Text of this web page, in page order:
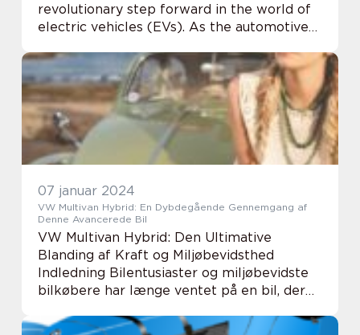
revolutionary step forward in the world of
electric vehicles (EVs). As the automotive
sustainable future, the VW ID has emerg...
07 januar 2024
VW Multivan Hybrid: En Dybdegående Gennemgang af
Denne Avancerede Bil
VW Multivan Hybrid: Den Ultimative
Blanding af Kraft og Miljøbevidsthed
Indledning Bilentusiaster og miljøbevidste
bilkøbere har længe ventet på en bil, der
Multivan Hybrid er svaret på deres bønner.